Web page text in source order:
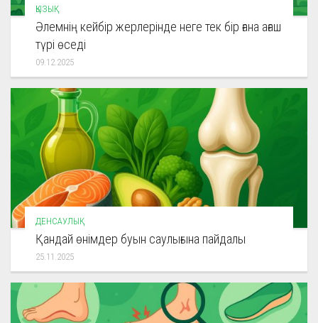
ҚЫЗЫҚ
Әлемнің кейбір жерлерінде неге тек бір ғана ағаш
түрі өседі
09.12.2025
ДЕНСАУЛЫҚ
Қандай өнімдер буын саулығына пайдалы
25.11.2025